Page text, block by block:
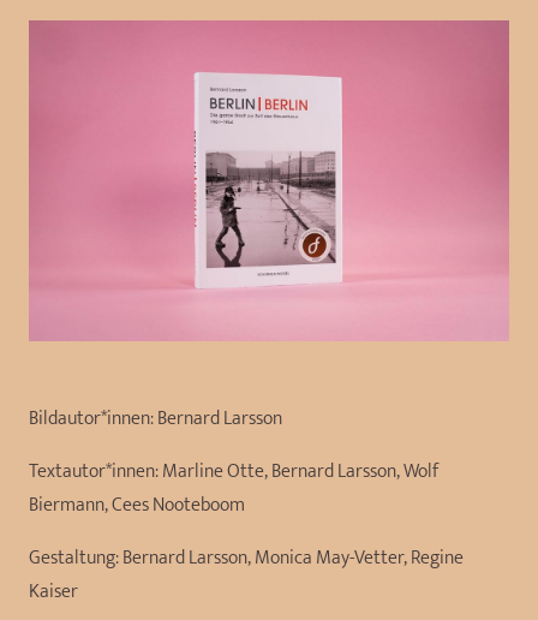
Bildautor*innen:Bernard Larsson
Textautor*innen:Marline Otte, Bernard Larsson, Wolf
Biermann, Cees Nooteboom
Gestaltung:Bernard Larsson, Monica May-Vetter, Regine
Kaiser